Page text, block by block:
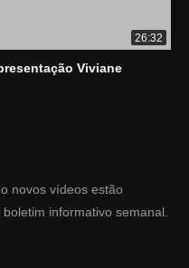
26:32
Viviane
novos vídeos estão
informativo semanal.